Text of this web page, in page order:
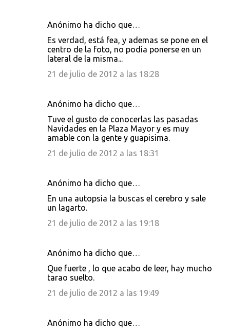
Anónimo ha dicho que…
Es verdad, está fea, y ademas se pone en el
centro de la foto, no podia ponerse en un
lateral de la misma...
21 de julio de 2012 a las 18:28
Anónimo ha dicho que…
Tuve el gusto de conocerlas las pasadas
Navidades en la Plaza Mayor y es muy
amable con la gente y guapisima.
21 de julio de 2012 a las 18:31
Anónimo ha dicho que…
En una autopsia la buscas el cerebro y sale
un lagarto.
21 de julio de 2012 a las 19:18
Anónimo ha dicho que…
Que fuerte , lo que acabo de leer, hay mucho
tarao suelto.
21 de julio de 2012 a las 19:49
Anónimo ha dicho que…